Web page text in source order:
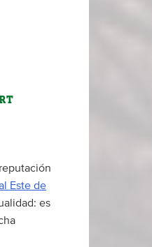
Este de
es